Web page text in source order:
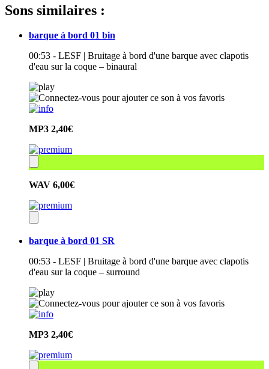
Sons similaires :
barque à bord 01 bin
00:53 - LESF | Bruitage à bord d'une barque avec clapotis
d'eau sur la coque – binaural
MP3 2,40€
WAV 6,00€
barque à bord 01 SR
00:53 - LESF | Bruitage à bord d'une barque avec clapotis
d'eau sur la coque – surround
MP3 2,40€